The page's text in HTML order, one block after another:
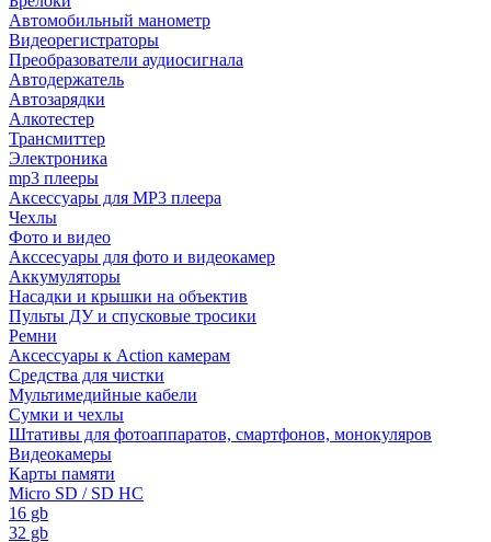
Автомобильный манометр
Видеорегистраторы
Преобразователи аудиосигнала
Автодержатель
Автозарядки
Алкотестер
Трансмиттер
Электроника
mp3 плееры
Аксессуары для MP3 плеера
Чехлы
Фото и видео
Акссесуары для фото и видеокамер
Аккумуляторы
Насадки и крышки на объектив
Пульты ДУ и спусковые тросики
Ремни
Аксессуары к Action камерам
Средства для чистки
Мультимедийные кабели
Сумки и чехлы
Штативы для фотоаппаратов, смартфонов, монокуляров
Видеокамеры
Карты памяти
Micro SD / SD HC
16 gb
32 gb